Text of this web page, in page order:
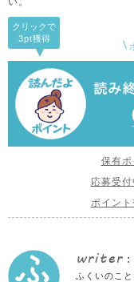
クリックで
3pt獲得
保有
応募受
ポイン
writer :
ふくいのこ